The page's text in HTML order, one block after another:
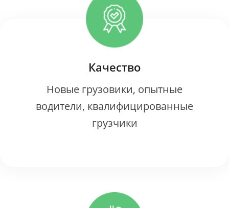
Качество
Новые грузовики, опытные
водители, квалифицированные
грузчики